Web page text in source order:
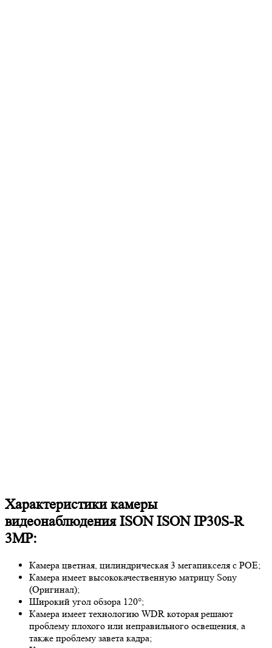
Характеристики камеры
видеонаблюдения ISON ISON IP30S-R
3MP:
Камера цветная, цилиндрическая 3 мегапикселя с POE;
Камера имеет высококачественную матрицу Sony
(Оригинал);
Широкий угол обзора 120°;
Камера имеет технологию WDR которая решают
проблему плохого или неправильного освещения, а
также проблему завета кадра;